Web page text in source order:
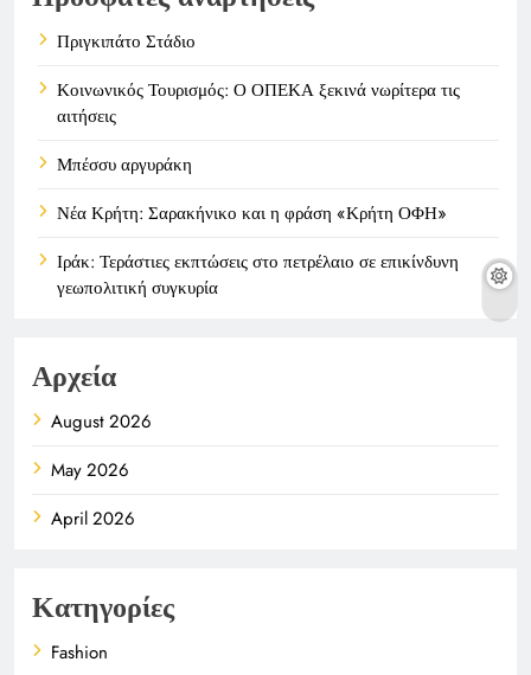
Πριγκιπάτο Στάδιο
Κοινωνικός Τουρισμός: Ο ΟΠΕΚΑ ξεκινά νωρίτερα τις
αιτήσεις
Μπέσσυ αργυράκη
Νέα Κρήτη: Σαρακήνικο και η φράση «Κρήτη ΟΦΗ»
Ιράκ: Τεράστιες εκπτώσεις στο πετρέλαιο σε επικίνδυνη
γεωπολιτική συγκυρία
Αρχεία
August 2026
May 2026
April 2026
Κατηγορίες
Fashion